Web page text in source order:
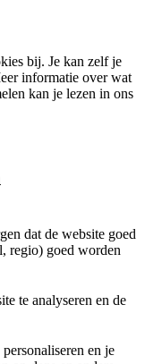
bij. Je kan zelf je
informatie over wat
kan je lezen in ons
dat de website goed
regio) goed worden
te analyseren en de
en je